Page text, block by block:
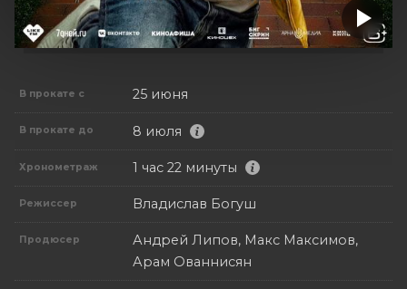
В прокате с 25 июня
В прокате до 8 июля
Хронометраж 1 час 22 минуты
Режиссер Владислав Богуш
Продюсер
Андрей Липов, Макс Максимов,
Арам Ованнисян